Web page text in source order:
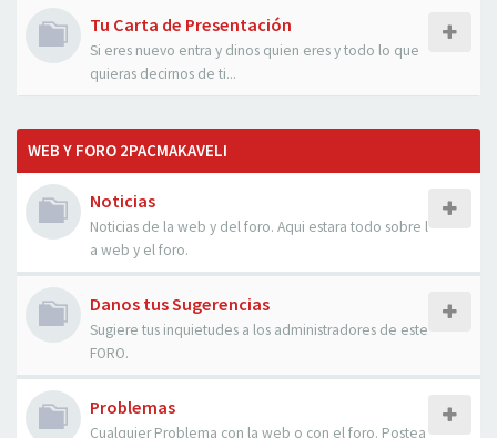
Tu Carta de Presentación
Si eres nuevo entra y dinos quien eres y todo lo que
quieras decirnos de ti...
WEB Y FORO 2PACMAKAVELI
Noticias
Noticias de la web y del foro. Aqui estara todo sobre l
a web y el foro.
Danos tus Sugerencias
Sugiere tus inquietudes a los administradores de este
FORO.
Problemas
Cualquier Problema con la web o con el foro. Postea